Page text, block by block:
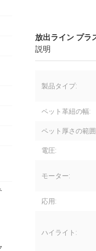
放出ライン プラ
説明
製品タイプ:
ペット革紐の幅:
ペット厚さの範
電圧:
モーター:
応用:
ハイライト: